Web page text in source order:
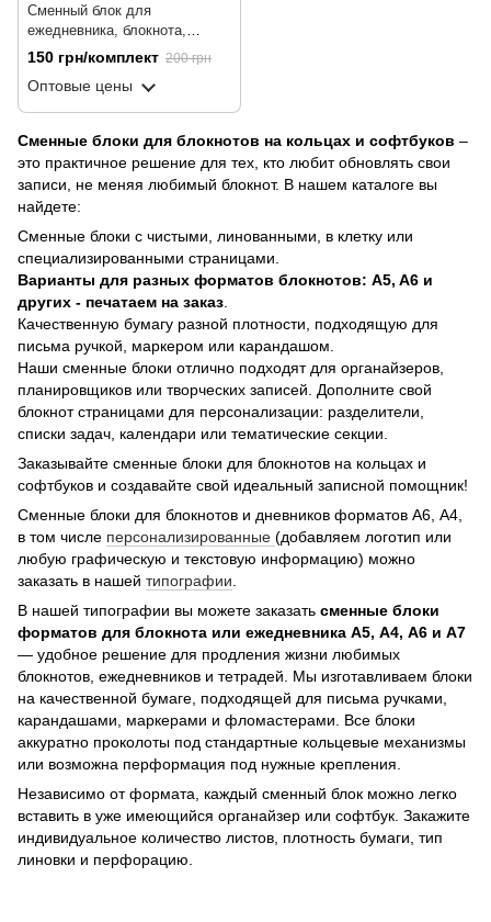
Сменный блок для
ежедневника, блокнота,
софтбука, цветочный фон,
А5, 100 листов
150 грн/комплект 200 грн
Оптовые цены
Сменные блоки для блокнотов на кольцах и софтбуков –
это практичное решение для тех, кто любит обновлять свои
записи, не меняя любимый блокнот. В нашем каталоге вы
найдете:
Сменные блоки с чистыми, линованными, в клетку или
специализированными страницами.
Варианты для разных форматов блокнотов: A5, A6 и
других - печатаем на заказ
Качественную бумагу разной плотности, подходящую для
письма ручкой, маркером или карандашом.
Наши сменные блоки отлично подходят для органайзеров,
планировщиков или творческих записей. Дополните свой
блокнот страницами для персонализации: разделители,
списки задач, календари или тематические секции.
Заказывайте сменные блоки для блокнотов на кольцах и
софтбуков и создавайте свой идеальный записной помощник!
Сменные блоки для блокнотов и дневников форматов А6, А4,
в том числе персонализированные (добавляем логотип или
любую графическую и текстовую информацию) можно
заказать в нашей типографии
В нашей типографии вы можете заказать сменные блоки
форматов для блокнота или ежедневника А5, А4, А6 и А7
— удобное решение для продления жизни любимых
блокнотов, ежедневников и тетрадей. Мы изготавливаем блоки
на качественной бумаге, подходящей для письма ручками,
карандашами, маркерами и фломастерами. Все блоки
аккуратно проколоты под стандартные кольцевые механизмы
или возможна перформация под нужные крепления.
Независимо от формата, каждый сменный блок можно легко
вставить в уже имеющийся органайзер или софтбук. Закажите
индивидуальное количество листов, плотность бумаги, тип
линовки и перфорацию.